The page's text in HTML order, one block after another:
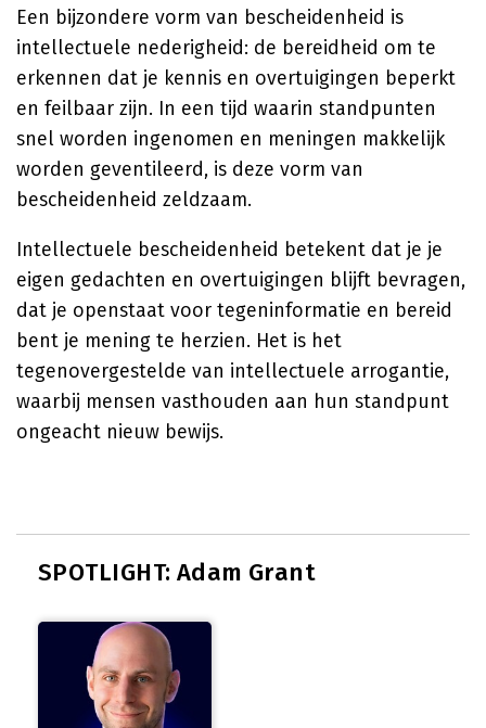
Een bijzondere vorm van bescheidenheid is
intellectuele nederigheid: de bereidheid om te
erkennen dat je kennis en overtuigingen beperkt
en feilbaar zijn. In een tijd waarin standpunten
snel worden ingenomen en meningen makkelijk
worden geventileerd, is deze vorm van
bescheidenheid zeldzaam.
Intellectuele bescheidenheid betekent dat je je
eigen gedachten en overtuigingen blijft bevragen,
dat je openstaat voor tegeninformatie en bereid
bent je mening te herzien. Het is het
tegenovergestelde van intellectuele arrogantie,
waarbij mensen vasthouden aan hun standpunt
ongeacht nieuw bewijs.
SPOTLIGHT: Adam Grant